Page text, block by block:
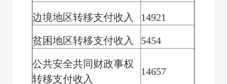
边境地区转移支付收入 14921
贫困地区转移支付收入 5454
公共安全共同财政事权
转移支付收入
14657